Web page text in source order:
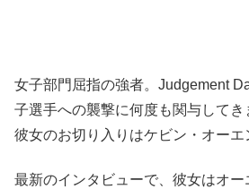
女子部門屈指の強者。Judgement
子選手への襲撃に何度も関与してき
彼女のお切り入りはケビン・オーエ
最新のインタビューで、彼女はオー